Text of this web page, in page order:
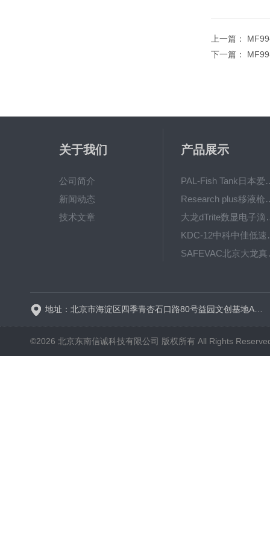
上一篇：
下一篇：
关于我们
公司简介
新闻动态
技术文章
产品展示
PAL-Fish Tank
Research plus
大龙dTrite
KDC-
©2026 北京东南信诚科技有限公司 版权所有 All Rights